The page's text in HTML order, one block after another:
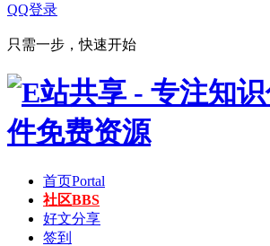
QQ登录
只需一步，快速开始
首页Portal
社区BBS
好文分享
签到